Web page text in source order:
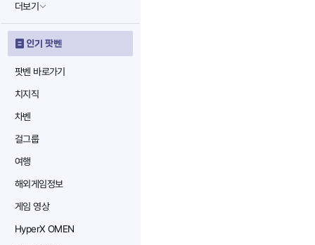
더보기
인기 팟벤
팟벤 바로가기
치지직
차벤
걸그룹
여행
해외게임정보
게임 영상
HyperX OMEN